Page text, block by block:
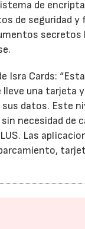
de
de seguridad y
secretos
Isra Cards:
una tarjeta
datos. Este
necesidad de
Las